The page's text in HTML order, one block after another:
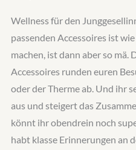
Wellness für den
passenden Accessoires ist
machen, ist dann aber so mä.
Accessoires runden euren
oder der Therme ab. Und ihr
aus und steigert das
könnt ihr obendrein noch
habt klasse Erinnerungen an